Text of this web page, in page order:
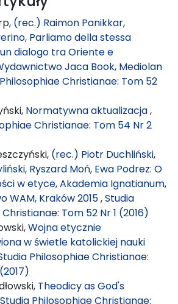
(rec.) Raimon Panikkar,
Parliamo della stessa
dialogo tra Oriente e
Jaca Book, Mediolan
Christianae: Tom 52
Normatywna aktualizacja,
Christianae: Tom 54 Nr 2
(rec.) Piotr Duchliński,
Ryszard Moń, Ewa Podrez: O
w etyce, Akademia Ignatianum,
WAM, Kraków 2015,Studia
Tom 52 Nr 1 (2016)
Wojna etycznie
w świetle katolickiej nauki
Philosophiae Christianae:
Theodicy as God's
Studia Philosophiae Christianae: